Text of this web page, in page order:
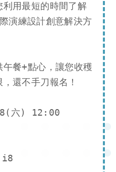
用最短的時間了解
練設計創意解決方
餐+點心，讓您收穫
還不手刀報名！
六) 12:00
i8